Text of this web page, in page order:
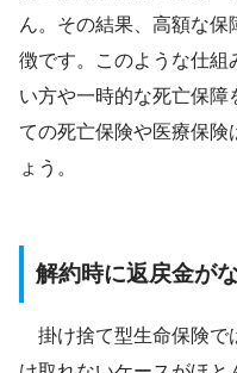
ん。その結果、高額な
徴です。このような仕組
い方や一時的な死亡保障
ての死亡保険や医療保険
ょう。
解約時に返戻金が
掛け捨て型生命保険で